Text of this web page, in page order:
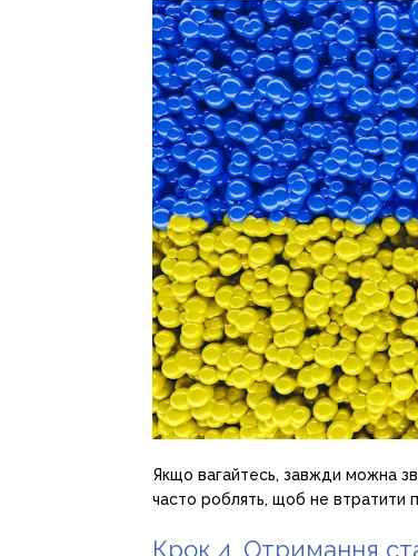
Якщо вагайтесь, завжди можна
часто роблять, щоб не втратити
Крок 4. Отримання